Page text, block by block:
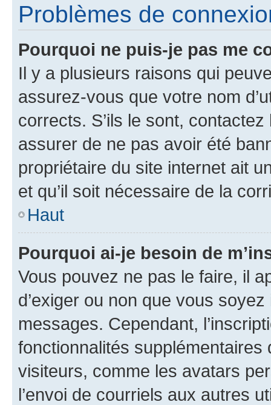
Problèmes de
Pourquoi ne puis-je pas me
Il y a plusieurs raisons qui
assurez-vous que votre nom
corrects. S’ils le sont,
assurer de ne pas avoir été
propriétaire du site internet ait
et qu’il soit nécessaire de la
Haut
Pourquoi ai-je besoin de
Vous pouvez ne pas le faire, il
d’exiger ou non que vous
messages. Cependant,
fonctionnalités
visiteurs, comme les avatars
l’envoi de courriels aux autres